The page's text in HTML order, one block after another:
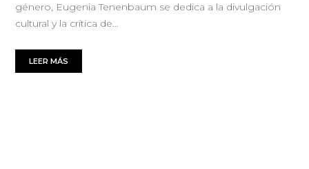
género, Eugenia Tenenbaum se dedica a la divulgación
cultural y la crítica de…
LEER MÁS